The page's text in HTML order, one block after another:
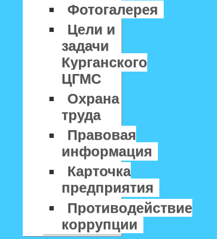
Фотогалерея
Цели и
задачи
Курганского
ЦГМС
Охрана
труда
Правовая
информация
Карточка
предприятия
Противодействие
коррупции